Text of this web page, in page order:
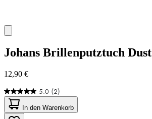
Johans Brillenputztuch Dust
12,90 €
5.0 (2)
5.0
von
5
In den Warenkorb